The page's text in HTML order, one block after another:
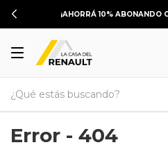
¡AHORRÁ 10% ABONANDO
Error - 404